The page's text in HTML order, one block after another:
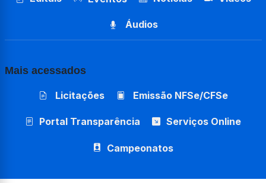
Áudios
Mais acessados
Licitações Emissão NFSe/CFSe
Portal Transparência Serviços Online
Campeonatos